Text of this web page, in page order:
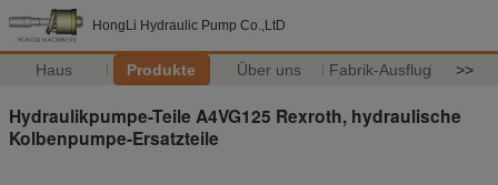
HongLi Hydraulic Pump Co.,LtD
Haus Produkte Über uns Fabrik-Ausflug >>
Hydraulikpumpe-Teile A4VG125 Rexroth, hydraulische
Kolbenpumpe-Ersatzteile